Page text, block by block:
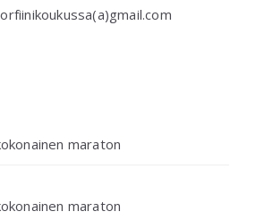
maraton
maraton